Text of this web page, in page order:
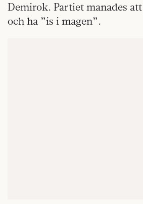
Demirok. Partiet manades
och ha ”is i magen”.